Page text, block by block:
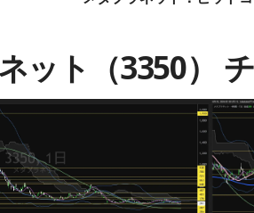
ット（3350）